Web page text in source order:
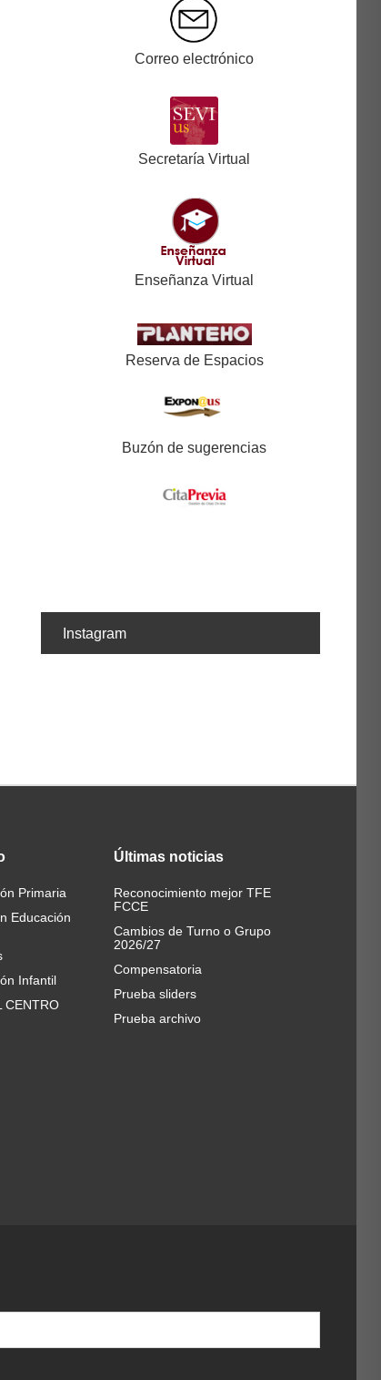
Correo electrónico
Secretaría Virtual
Enseñanza Virtual
Reserva de Espacios
Buzón de sugerencias
Instagram
Primaria
Educación
Infantil
CENTRO
Últimas noticias
Reconocimiento mejor TFE
FCCE
Cambios de Turno o Grupo
2026/27
Compensatoria
Prueba sliders
Prueba archivo